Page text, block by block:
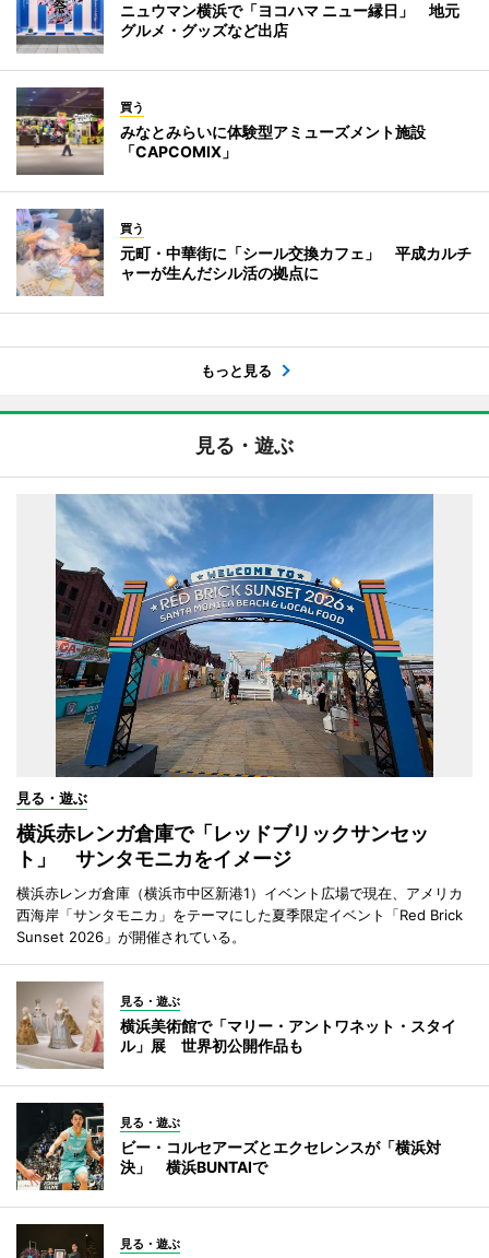
ニュウマン横浜で「ヨコハマ ニュー縁日」 地元
グルメ・グッズなど出店
買う
みなとみらいに体験型アミューズメント施設
「CAPCOMIX」
買う
元町・中華街に「シール交換カフェ」 平成カルチ
ャーが生んだシル活の拠点に
もっと見る
見る・遊ぶ
見る・遊ぶ
横浜赤レンガ倉庫で「レッドブリックサンセッ
ト」 サンタモニカをイメージ
横浜赤レンガ倉庫（横浜市中区新港1）イベント広場で現在、アメリカ
西海岸「サンタモニカ」をテーマにした夏季限定イベント「Red Brick
Sunset 2026」が開催されている。
見る・遊ぶ
横浜美術館で「マリー・アントワネット・スタイ
ル」展 世界初公開作品も
見る・遊ぶ
ビー・コルセアーズとエクセレンスが「横浜対
決」 横浜BUNTAIで
見る・遊ぶ